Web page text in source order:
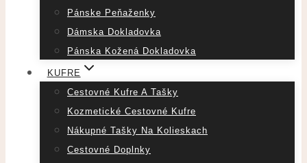
Pánske Peňaženky
Dámska Dokladovka
Pánska Kožená Dokladovka
KUFRE
Cestovné Kufre A Tašky
Kozmetické Cestovné Kufre
Nákupné Tašky Na Kolieskach
Cestovné Doplnky